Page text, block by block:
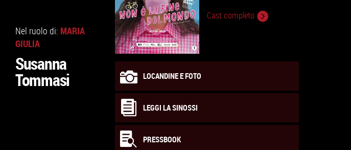
Nel ruolo di: MARIA
GIULIA
Susanna
Tommasi
Cast completo
LOCANDINE E FOTO
LEGGI LA SINOSSI
PRESSBOOK